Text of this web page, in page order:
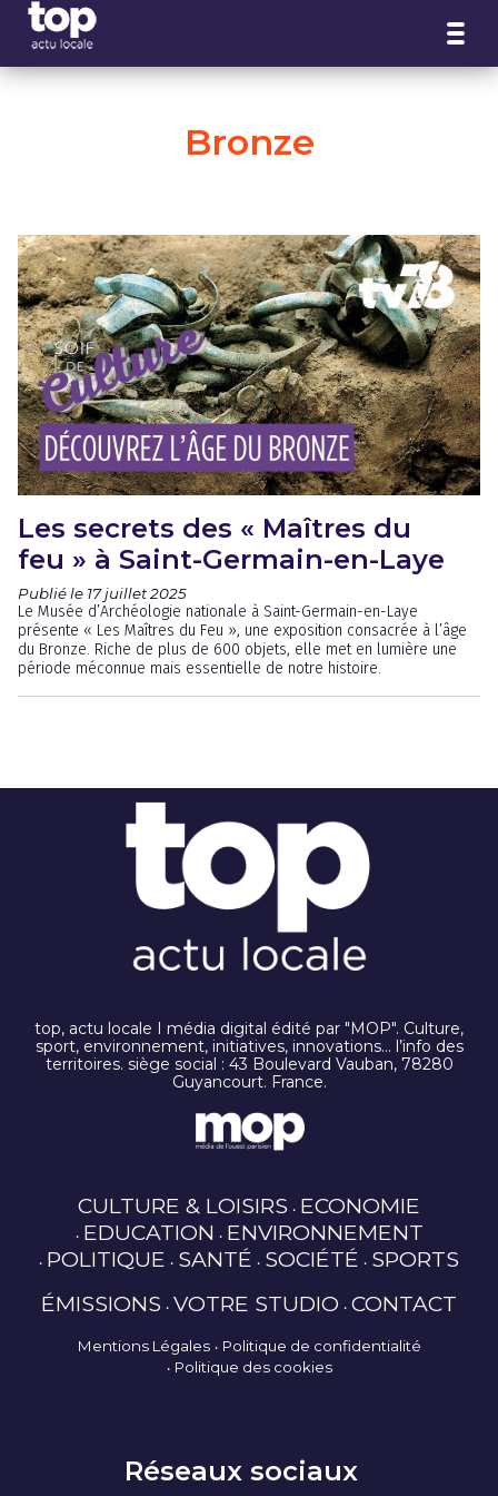
Bronze
Les secrets des « Maîtres du
feu » à Saint-Germain-en-Laye
Publié le 17 juillet 2025
Le Musée d’Archéologie nationale à Saint-Germain-en-Laye
présente « Les Maîtres du Feu », une exposition consacrée à l’âge
du Bronze. Riche de plus de 600 objets, elle met en lumière une
période méconnue mais essentielle de notre histoire.
top, actu locale I média digital édité par "MOP". Culture,
sport, environnement, initiatives, innovations… l’info des
territoires. siège social : 43 Boulevard Vauban, 78280
Guyancourt. France.
CULTURE & LOISIRS ECONOMIE
EDUCATION ENVIRONNEMENT
POLITIQUE SANTÉ SOCIÉTÉ SPORTS
ÉMISSIONS VOTRE STUDIO CONTACT
Mentions Légales
Politique de confidentialité
Politique des cookies
Réseaux sociaux
Panneau de gestion des cookies